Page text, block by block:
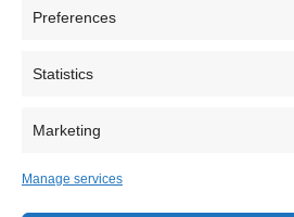
Preferences
Statistics
Marketing
Manage services